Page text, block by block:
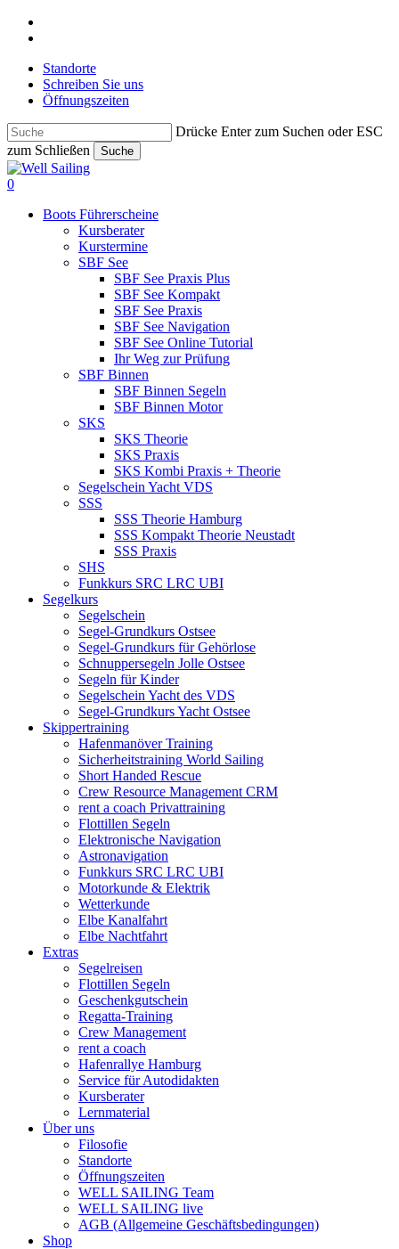
Skip
contentStandorte
Schreiben Sie uns
Öffnungszeiten
Drücke Enter zum Suchen oder ESC
zum Schließen
Suche
Close
Search
search
0
Boots Führerscheine
Kursberater
Kurstermine
SBF See
SBF See Praxis Plus
SBF See Kompakt
SBF See Praxis
SBF See Navigation
SBF See Online Tutorial
Ihr Weg zur Prüfung
SBF Binnen
SBF Binnen Segeln
SBF Binnen Motor
SKS
SKS Theorie
SKS Praxis
SKS Kombi Praxis + Theorie
Segelschein Yacht VDS
SSS
SSS Theorie Hamburg
SSS Kompakt Theorie Neustadt
SSS Praxis
SHS
Funkkurs SRC LRC UBI
Segelkurs
Segelschein
Segel-Grundkurs Ostsee
Segel-Grundkurs für Gehörlose
Schnuppersegeln Jolle Ostsee
Segeln für Kinder
Segelschein Yacht des VDS
Segel-Grundkurs Yacht Ostsee
Skippertraining
Hafenmanöver Training
Sicherheitstraining World Sailing
Short Handed Rescue
Crew Resource Management CRM
rent a coach Privattraining
Flottillen Segeln
Elektronische Navigation
Astronavigation
Funkkurs SRC LRC UBI
Motorkunde & Elektrik
Wetterkunde
Elbe Kanalfahrt
Elbe Nachtfahrt
Extras
Segelreisen
Flottillen Segeln
Geschenkgutschein
Regatta-Training
Crew Management
rent a coach
Hafenrallye Hamburg
Service für Autodidakten
Kursberater
Lernmaterial
Über uns
Filosofie
Standorte
Öffnungszeiten
WELL SAILING Team
WELL SAILING live
AGB (Allgemeine Geschäftsbedingungen)
Shop